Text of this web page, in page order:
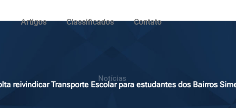
Artigos Classificados Contato
Notícias
reivindicar Transporte Escolar para estudantes dos Bairros